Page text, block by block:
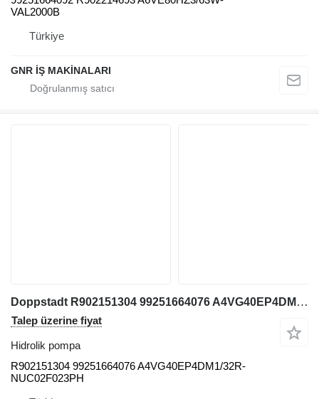
VAL2000B
Türkiye
GNR İŞ MAKİNALARI
Doppstadt R902151304 99251664076 A4VG40EP4DM1/32R-NUC02F023PH hidrolik pompa
Talep üzerine fiyat
Hidrolik pompa
R902151304 99251664076 A4VG40EP4DM1/32R-
NUC02F023PH